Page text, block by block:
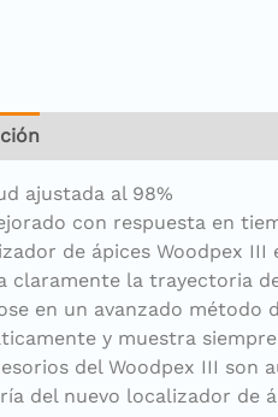
ajustada al 98%
con respuesta en
de ápices Woodpex
claramente la trayectoria
en un avanzado
y muestra
del Woodpex III son
del nuevo localizador de